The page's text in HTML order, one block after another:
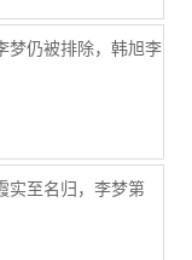
梦仍被排除，韩旭李
实至名归，李梦第